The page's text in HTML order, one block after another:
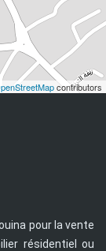
contributors
pour la vente
résidentiel ou